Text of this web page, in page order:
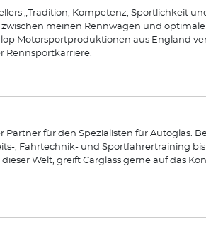
„Tradition, Kompetenz, Sportlichkeit
meinen Rennwagen und
Motorsportproduktionen aus England
Rennsportkarriere.
Partner für den Spezialisten für Autoglas.
, Fahrtechnik- und Sportfahrertraining
Welt, greift Carglass gerne auf das